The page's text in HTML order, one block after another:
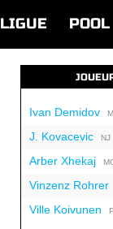
LIGUE POOL
Ivan Demidov
J. KovacevicNJ
Arber Xhekaj
Vinzenz Rohrer
Ville Koivunen